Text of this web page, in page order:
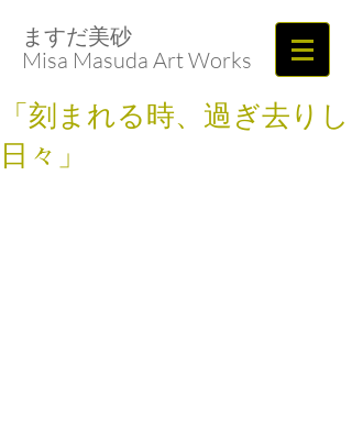
ますだ美砂​​​​​​​
Misa Masuda Art Works
「刻まれる時、過ぎ去りし
日々」